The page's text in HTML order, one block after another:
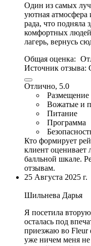
Один из самых
уютная
рада, что подняла
комфортных
лагерь, вернусь
Общая оценка:
Источник отзыва:
Отлично, 5.0
Размещение
Вожатые и
Питание
Программа
Кто формирует
клиент оценивает
балльной шкале.
отзывам.
25 Августа 2025 г.
Шильнева Дарья
Я посетила
осталась под
приезжаю во Fleur
уже ничем меня не